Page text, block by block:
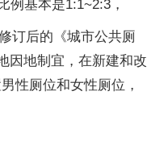
例基本是1:1~2:3，
订后的《城市公共厕
因地制宜，在新建和改
性厕位和女性厕位，